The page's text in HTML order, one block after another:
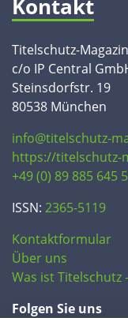
Kontakt
Titelschutz-Magazin
c/o IP Central
Steinsdorfstr. 19
80538 München
info@titelschutz-
https://titelschutz-
+49 (0) 89 885 645
ISSN: 2365-5119
Kontaktformular
Über uns
Was ist Titelschutz
Folgen Sie uns